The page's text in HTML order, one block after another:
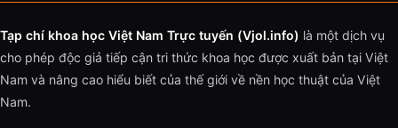
Tạp chí khoa học Việt Nam Trực tuyến (Vjol.info) là một dịch vụ
cho phép độc giả tiếp cận tri thức khoa học được xuất bản tại Việt
Nam và nâng cao hiểu biết của thế giới về nền học thuật của Việt
Nam.